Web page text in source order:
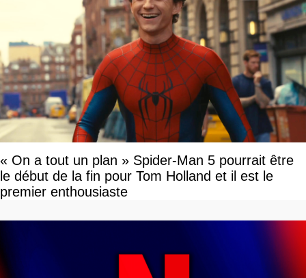
« On a tout un plan » Spider-Man 5 pourrait être
le début de la fin pour Tom Holland et il est le
premier enthousiaste